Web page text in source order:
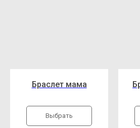
Браслет мама
Выбрать